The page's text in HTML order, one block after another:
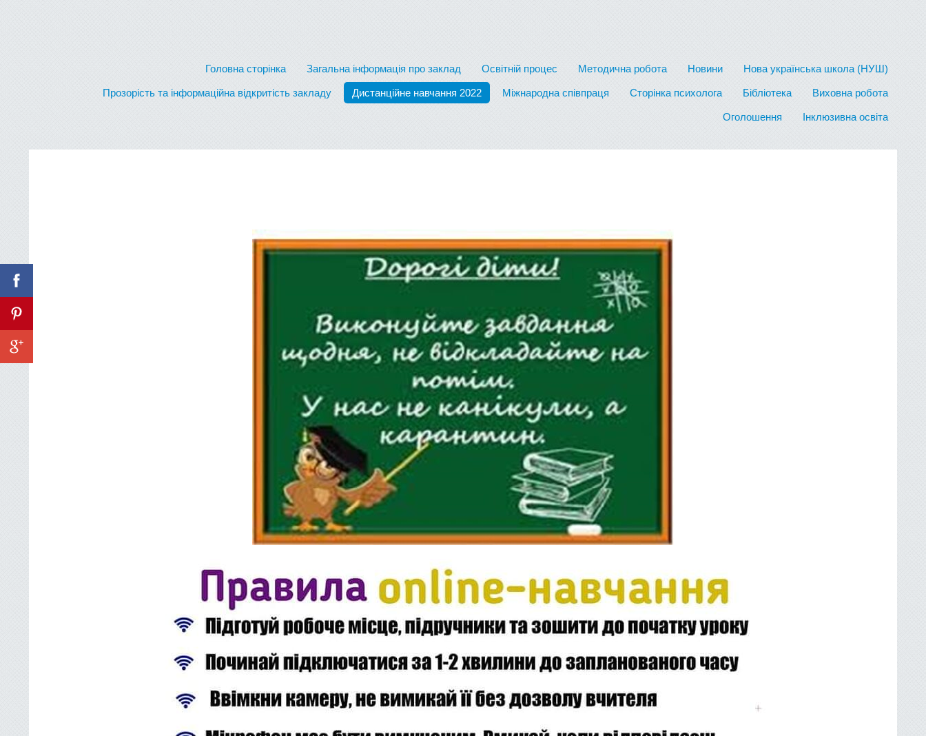
Головна сторінка Загальна інформація про заклад Освітній процес Методична робота Новини Нова українська школа (НУШ)
Прозорість та інформаційна відкритість закладу Дистанційне навчання 2022 Міжнародна співпраця Сторінка психолога Бібліотека Виховна робота
Оголошення Інклюзивна освіта